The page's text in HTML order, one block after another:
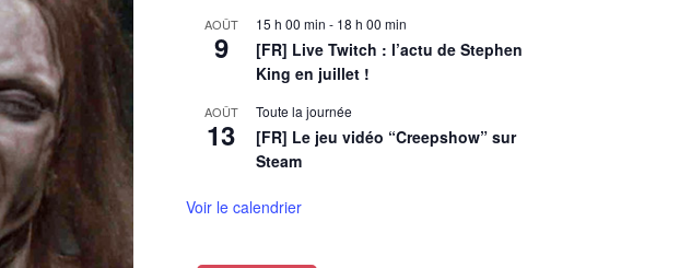
AOÛT
9
15 h 00 min - 18 h 00 min
[FR] Live Twitch : l’actu de Stephen
King en juillet !
AOÛT
13
Toute la journée
[FR] Le jeu vidéo “Creepshow” sur
Steam
Voir le calendrier